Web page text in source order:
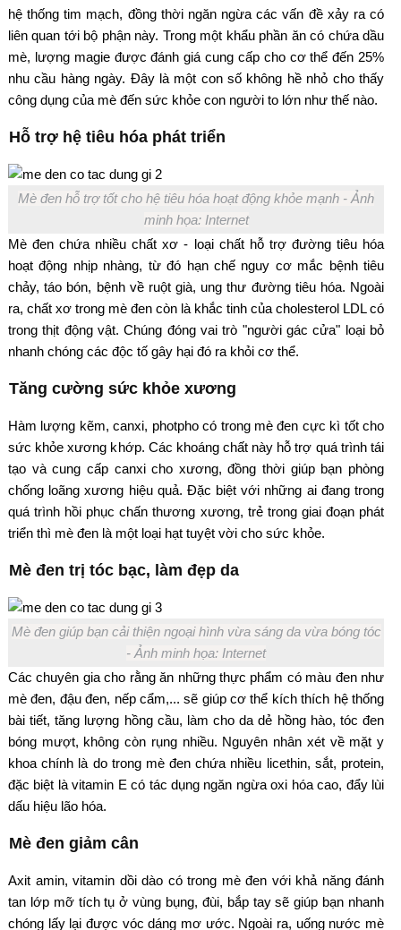
hệ thống tim mạch, đồng thời ngăn ngừa các vấn đề xảy ra có
liên quan tới bộ phận này. Trong một khẩu phần ăn có chứa dầu
mè, lượng magie được đánh giá cung cấp cho cơ thể đến 25%
nhu cầu hàng ngày. Đây là một con số không hề nhỏ cho thấy
công dụng của mè đến sức khỏe con người to lớn như thế nào.
Hỗ trợ hệ tiêu hóa phát triển
Mè đen hỗ trợ tốt cho hệ tiêu hóa hoạt động khỏe mạnh - Ảnh
minh họa: Internet
Mè đen chứa nhiều chất xơ - loại chất hỗ trợ đường tiêu hóa
hoạt động nhịp nhàng, từ đó hạn chế nguy cơ mắc bệnh tiêu
chảy, táo bón, bệnh về ruột già, ung thư đường tiêu hóa. Ngoài
ra, chất xơ trong mè đen còn là khắc tinh của cholesterol LDL có
trong thịt động vật. Chúng đóng vai trò "người gác cửa" loại bỏ
nhanh chóng các độc tố gây hại đó ra khỏi cơ thể.
Tăng cường sức khỏe xương
Hàm lượng kẽm, canxi, photpho có trong mè đen cực kì tốt cho
sức khỏe xương khớp. Các khoáng chất này hỗ trợ quá trình tái
tạo và cung cấp canxi cho xương, đồng thời giúp bạn phòng
chống loãng xương hiệu quả. Đặc biệt với những ai đang trong
quá trình hồi phục chấn thương xương, trẻ trong giai đoạn phát
triển thì mè đen là một loại hạt tuyệt vời cho sức khỏe.
Mè đen trị tóc bạc, làm đẹp da
Mè đen giúp bạn cải thiện ngoại hình vừa sáng da vừa bóng tóc
- Ảnh minh họa: Internet
Các chuyên gia cho rằng ăn những thực phẩm có màu đen như
mè đen, đậu đen, nếp cẩm,... sẽ giúp cơ thể kích thích hệ thống
bài tiết, tăng lượng hồng cầu, làm cho da dẻ hồng hào, tóc đen
bóng mượt, không còn rụng nhiều. Nguyên nhân xét về mặt y
khoa chính là do trong mè đen chứa nhiều licethin, sắt, protein,
đặc biệt là vitamin E có tác dụng ngăn ngừa oxi hóa cao, đẩy lùi
dấu hiệu lão hóa.
Mè đen giảm cân
Axit amin, vitamin dồi dào có trong mè đen với khả năng đánh
tan lớp mỡ tích tụ ở vùng bụng, đùi, bắp tay sẽ giúp bạn nhanh
chóng lấy lại được vóc dáng mơ ước. Ngoài ra, uống nước mè